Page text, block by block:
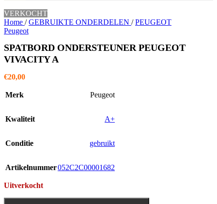
VERKOCHT
Home / GEBRUIKTE ONDERDELEN / PEUGEOT
Peugeot
SPATBORD ONDERSTEUNER PEUGEOT
VIVACITY A
€20,00
Merk Peugeot
Kwaliteit A+
Conditie gebruikt
Artikelnummer052C2C00001682
Uitverkocht